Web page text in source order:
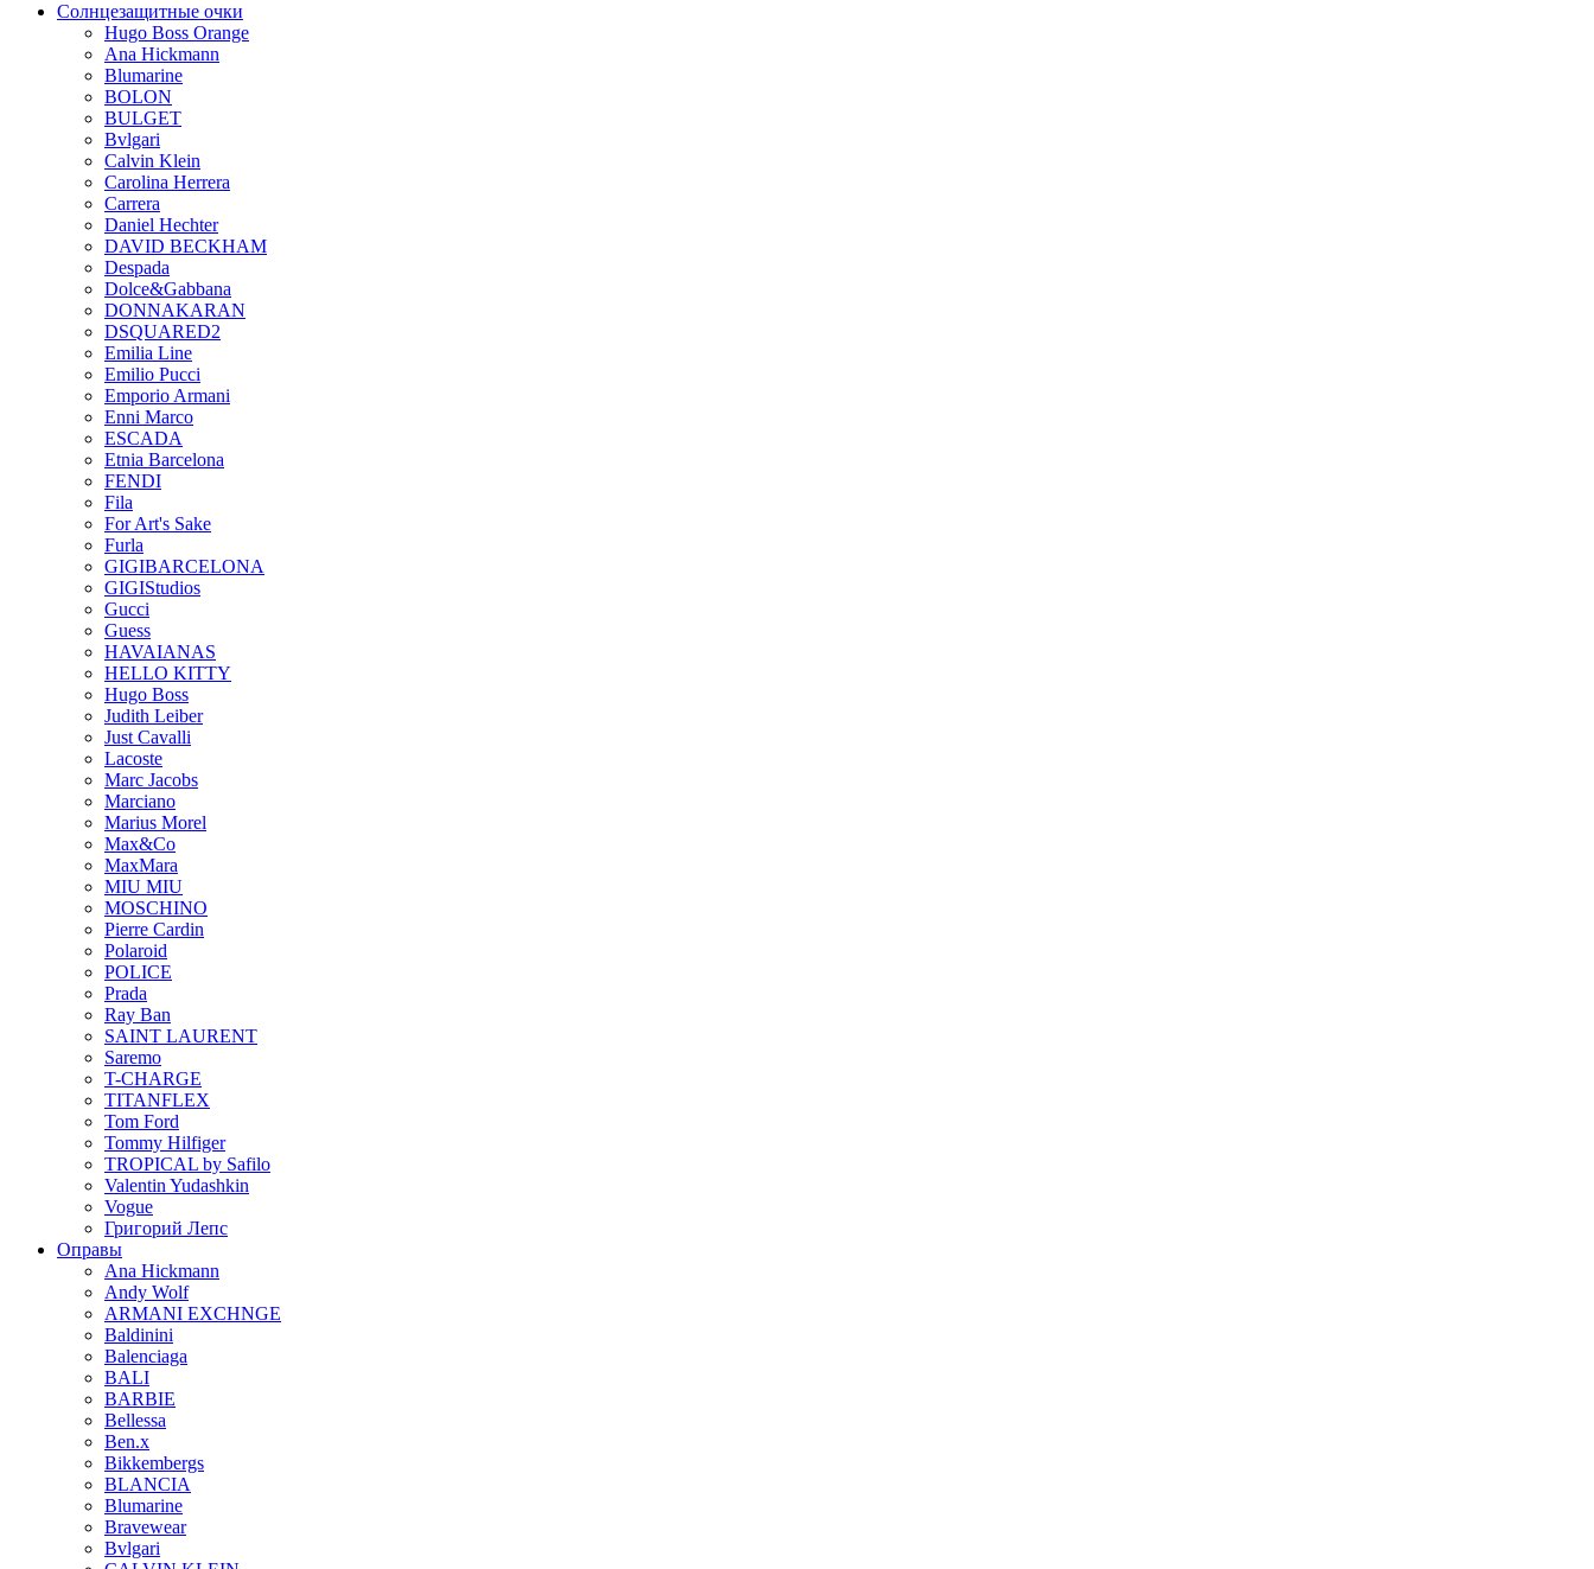
Солнцезащитные очки
Hugo Boss Orange
Ana Hickmann
Blumarine
BOLON
BULGET
Bvlgari
Calvin Klein
Carolina Herrera
Carrera
Daniel Hechter
DAVID BECKHAM
Despada
Dolce&Gabbana
DONNAKARAN
DSQUARED2
Emilia Line
Emilio Pucci
Emporio Armani
Enni Marco
ESCADA
Etnia Barcelona
FENDI
Fila
For Art's Sake
Furla
GIGIBARCELONA
GIGIStudios
Gucci
Guess
HAVAIANAS
HELLO KITTY
Hugo Boss
Judith Leiber
Just Cavalli
Lacoste
Marc Jacobs
Marciano
Marius Morel
Max&Co
MaxMara
MIU MIU
MOSCHINO
Pierre Cardin
Polaroid
POLICE
Prada
Ray Ban
SAINT LAURENT
Saremo
T-CHARGE
TITANFLEX
Tom Ford
Tommy Hilfiger
TROPICAL by Safilo
Valentin Yudashkin
Vogue
Григорий Лепс
Оправы
Ana Hickmann
Andy Wolf
ARMANI EXCHNGE
Baldinini
Balenciaga
BALI
BARBIE
Bellessa
Ben.x
Bikkembergs
BLANCIA
Blumarine
Bravewear
Bvlgari